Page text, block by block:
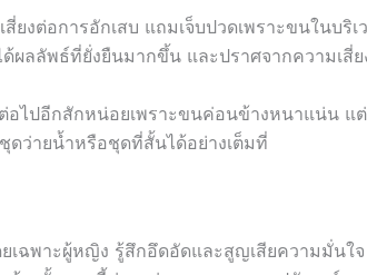
สี่ยงต่อการอักเสบ แถมเจ็บปวดเพราะขนในบ
ด้ผลลัพธ์ที่ยั่งยืนมากขึ้น และปราศจากความเสี่
อไปอีกสักหน่อยเพราะขนค่อนข้างหนาแน่น แ
ดว่ายน้ำหรือชุดที่สั้นได้อย่างเต็มที่
ฉพาะผู้หญิง รู้สึกอึดอัดและสูญเสียความมั่นใ